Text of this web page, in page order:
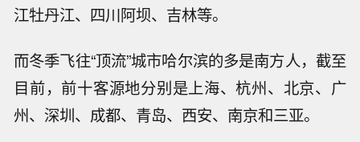
江牡丹江、四川阿坝、吉林等。
而冬季飞往“顶流”城市哈尔滨的多是南方人，截至
目前，前十客源地分别是上海、杭州、北京、广
州、深圳、成都、青岛、西安、南京和三亚。